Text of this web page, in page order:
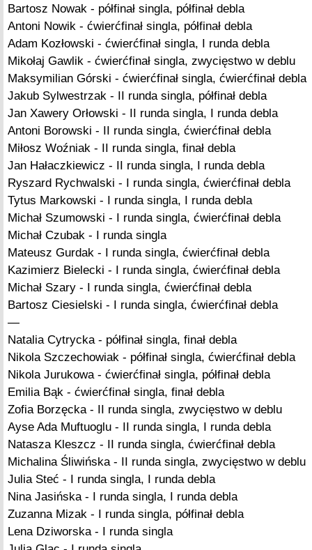
Bartosz Nowak - półfinał singla, półfinał debla
Antoni Nowik - ćwierćfinał singla, półfinał debla
Adam Kozłowski - ćwierćfinał singla, I runda debla
Mikołaj Gawlik - ćwierćfinał singla, zwycięstwo w deblu
Maksymilian Górski - ćwierćfinał singla, ćwierćfinał debla
Jakub Sylwestrzak - II runda singla, półfinał debla
Jan Xawery Orłowski - II runda singla, I runda debla
Antoni Borowski - II runda singla, ćwierćfinał debla
Miłosz Woźniak - II runda singla, finał debla
Jan Hałaczkiewicz - II runda singla, I runda debla
Ryszard Rychwalski - I runda singla, ćwierćfinał debla
Tytus Markowski - I runda singla, I runda debla
Michał Szumowski - I runda singla, ćwierćfinał debla
Michał Czubak - I runda singla
Mateusz Gurdak - I runda singla, ćwierćfinał debla
Kazimierz Bielecki - I runda singla, ćwierćfinał debla
Michał Szary - I runda singla, ćwierćfinał debla
Bartosz Ciesielski - I runda singla, ćwierćfinał debla
—
Natalia Cytrycka - półfinał singla, finał debla
Nikola Szczechowiak - półfinał singla, ćwierćfinał debla
Nikola Jurukowa - ćwierćfinał singla, półfinał debla
Emilia Bąk - ćwierćfinał singla, finał debla
Zofia Borzęcka - II runda singla, zwycięstwo w deblu
Ayse Ada Muftuoglu - II runda singla, I runda debla
Natasza Kleszcz - II runda singla, ćwierćfinał debla
Michalina Śliwińska - II runda singla, zwycięstwo w deblu
Julia Steć - I runda singla, I runda debla
Nina Jasińska - I runda singla, I runda debla
Zuzanna Mizak - I runda singla, półfinał debla
Lena Dziworska - I runda singla